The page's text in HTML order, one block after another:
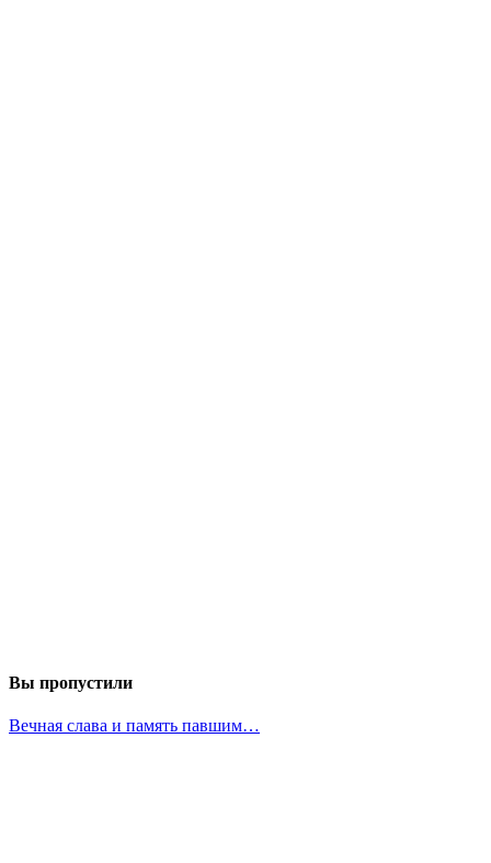
Вы пропустили
Вечная слава и память павшим…